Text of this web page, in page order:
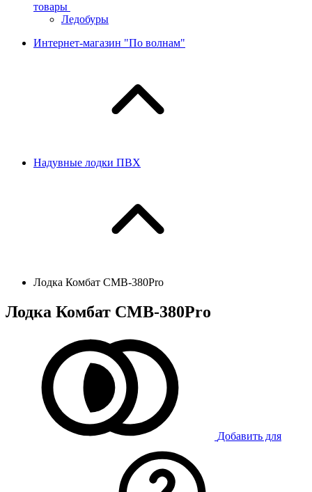
товары
Ледобуры
Интернет-магазин "По волнам"
Надувные лодки ПВХ
Лодка Комбат CMB-380Pro
Лодка Комбат CMB-380Pro
Добавить для